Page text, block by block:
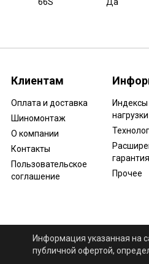
Клиентам
Оплата и доставка
Шиномонтаж
О компании
Контакты
Пользовательское
соглашение
Индексы
нагрузки
гарантия
Прочее
Информация указанная на
публичной офертой,